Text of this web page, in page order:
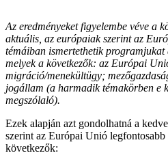
Az eredményeket figyelembe véve a
aktuális, az európaiak szerint az
témáiban ismertethetik programjukat
melyek a következők: az Európai
migráció/menekültügy;
jogállam (a harmadik témakörben e
megszólaló).
Ezek alapján azt gondolhatná a
szerint az Európai Unió legfontosabb
következők: